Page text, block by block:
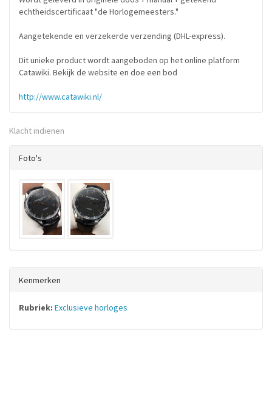
echtheidscertificaat "de Horlogemeesters."
Aangetekende en verzekerde verzending (DHL-express).
Dit unieke product wordt aangeboden op het online platform
Catawiki. Bekijk de website en doe een bod
http://www.catawiki.nl/
Klacht indienen
Foto's
Kenmerken
Rubriek: Exclusieve horloges